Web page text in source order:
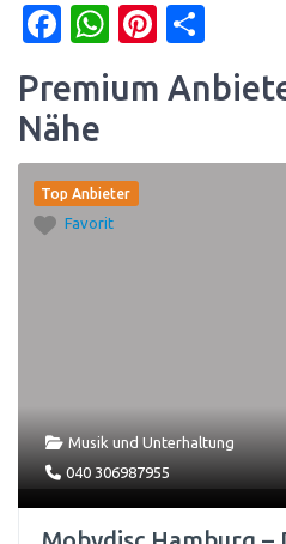
Facebook
WhatsApp
Premium
Nähe
Top Anbieter
Favorit
Musik und Unterhaltung
040 306987955